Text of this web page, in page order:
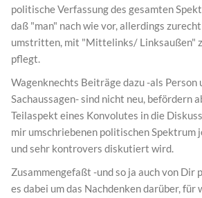
politische Verfassung des gesamten
daß "man" nach wie vor, allerdings
umstritten, mit "Mittelinks/ Linksaußen"
pflegt.
Wagenknechts Beiträge dazu -als Person
Sachaussagen- sind nicht neu, befördern
Teilaspekt eines Konvolutes in die
mir umschriebenen politischen Spektrum
und sehr kontrovers diskutiert wird.
Zusammengefaßt -und so ja auch von
es dabei um das Nachdenken darüber, für